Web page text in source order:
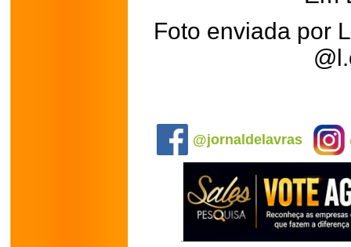
Foto enviada por
@jornaldelavras